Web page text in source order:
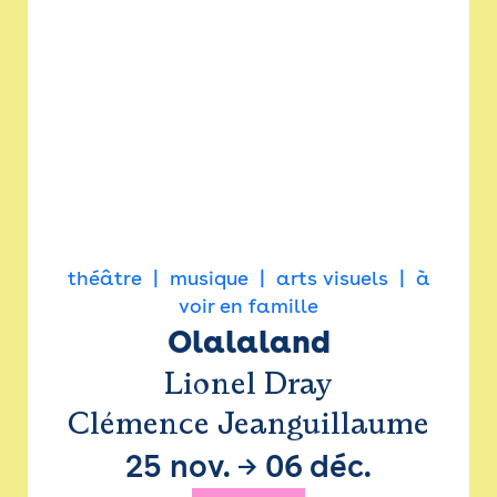
théâtre musique arts visuels
à
voir en famille
Olalaland
Lionel Dray
Clémence Jeanguillaume
25 nov. → 06 déc.